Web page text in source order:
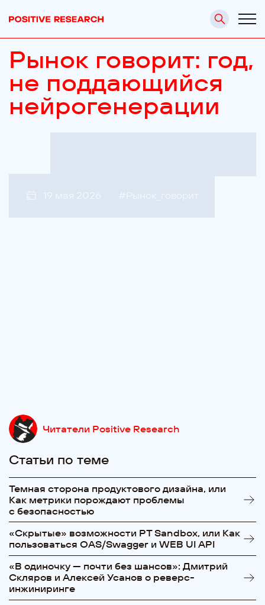
Рынок говорит: год,
не поддающийся
нейрогенерации
Читатели Positive Research
Статьи по теме
Темная сторона продуктового дизайна, или
Как метрики порождают проблемы
с безопасностью
«Cкрытые» возможности PT Sandbox, или Как
пользоваться OAS/Swagger и WEB UI API
«В одиночку — почти без шансов»: Дмитрий
Скляров и Алексей Усанов о реверс-
инжиниринге